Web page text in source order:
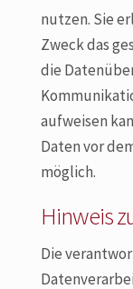
nutzen. Sie
Zweck das
die
aufweisen
Daten vor
möglich.
Hinweis
Die